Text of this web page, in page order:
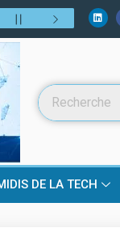
de demain ? 31
DE LA TECH